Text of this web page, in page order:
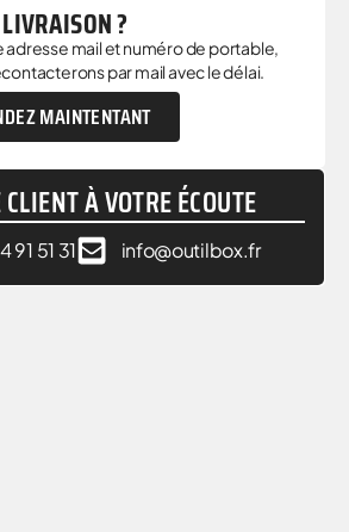
?
adresse mail et numéro de portable,
par mail avec le délai.
MAINTENTANT
À VOTRE ÉCOUTE
91 51 31 info@outilbox.fr